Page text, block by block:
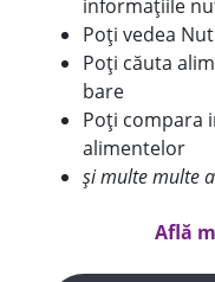
informațiile
Poți vedea
Poți căuta
bare
Poți compara
alimentelor
și multe multe
Află